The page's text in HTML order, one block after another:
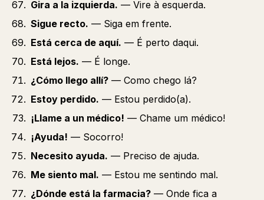
Gira a la izquierda. — Vire à esquerda.
Sigue recto. — Siga em frente.
Está cerca de aquí. — É perto daqui.
Está lejos. — É longe.
¿Cómo llego allí? — Como chego lá?
Estoy perdido. — Estou perdido(a).
¡Llame a un médico! — Chame um médico!
¡Ayuda! — Socorro!
Necesito ayuda. — Preciso de ajuda.
Me siento mal. — Estou me sentindo mal.
¿Dónde está la farmacia? — Onde fica a